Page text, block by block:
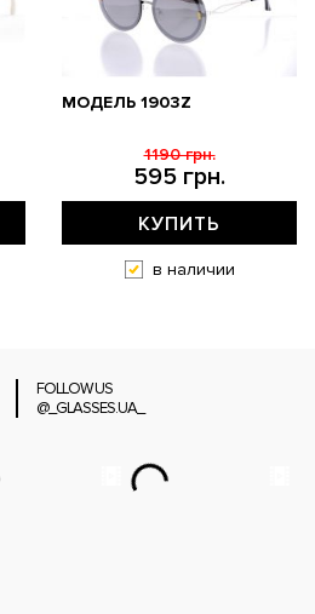
МОДЕЛЬ 1903Z
595 грн.
1190 грн.
КУПИТЬ
в наличии
FOLLOW US
@_GLASSES.UA_